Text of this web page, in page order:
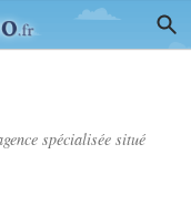
spécialisée situé